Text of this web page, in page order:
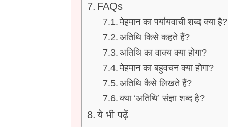
FAQs
मेहमान का पर्यायवाची शब्द क्या है?
अतिथि किसे कहते हैं?
अतिथि का वाक्य क्या होगा?
मेहमान का बहुवचन क्या होगा?
अतिथि कैसे लिखते हैं?
क्या ‘अतिथि’ संज्ञा शब्द है?
ये भी पढ़ें